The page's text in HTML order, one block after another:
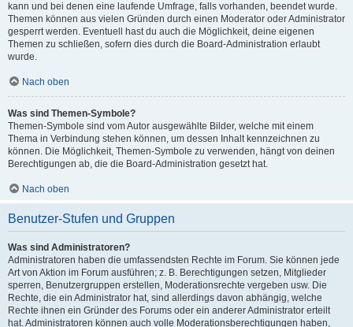
kann und bei denen eine laufende Umfrage, falls vorhanden, beendet wurde.
Themen können aus vielen Gründen durch einen Moderator oder Administrator
gesperrt werden. Eventuell hast du auch die Möglichkeit, deine eigenen
Themen zu schließen, sofern dies durch die Board-Administration erlaubt
wurde.
Nach oben
Was sind Themen-Symbole?
Themen-Symbole sind vom Autor ausgewählte Bilder, welche mit einem
Thema in Verbindung stehen können, um dessen Inhalt kennzeichnen zu
können. Die Möglichkeit, Themen-Symbole zu verwenden, hängt von deinen
Berechtigungen ab, die die Board-Administration gesetzt hat.
Nach oben
Benutzer-Stufen und Gruppen
Was sind Administratoren?
Administratoren haben die umfassendsten Rechte im Forum. Sie können jede
Art von Aktion im Forum ausführen; z. B. Berechtigungen setzen, Mitglieder
sperren, Benutzergruppen erstellen, Moderationsrechte vergeben usw. Die
Rechte, die ein Administrator hat, sind allerdings davon abhängig, welche
Rechte ihnen ein Gründer des Forums oder ein anderer Administrator erteilt
hat. Administratoren können auch volle Moderationsberechtigungen haben,